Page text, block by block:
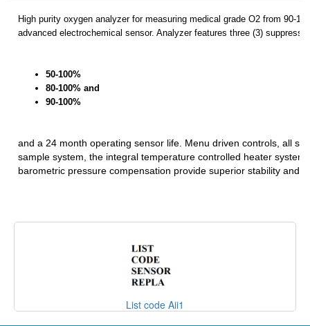
High purity oxygen analyzer for measuring medical grade O2 from 90-
advanced electrochemical sensor. Analyzer features three (3)
50-100%
80-100% and
90-100%
and a 24 month operating sensor life. Menu driven controls, all
sample system, the integral temperature controlled heater system
barometric pressure compensation provide superior stability and
List code Aii1